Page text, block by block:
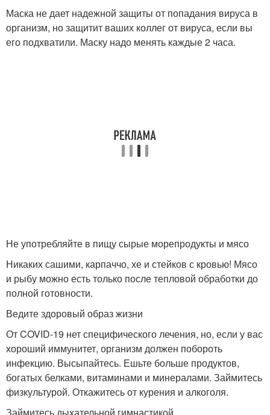
Маска не дает надежной защиты от попадания вируса в
организм, но защитит ваших коллег от вируса, если вы
его подхватили. Маску надо менять каждые 2 часа.
Не употребляйте в пищу сырые морепродукты и мясо
Никаких сашими, карпаччо, хе и стейков с кровью! Мясо
и рыбу можно есть только после тепловой обработки до
полной готовности.
Ведите здоровый образ жизни
От COVID-19 нет специфического лечения, но, если у вас
хороший иммунитет, организм должен побороть
инфекцию. Высыпайтесь. Ешьте больше продуктов,
богатых белками, витаминами и минералами. Займитесь
физкультурой. Откажитесь от курения и алкоголя.
Займитесь дыхательной гимнастикой